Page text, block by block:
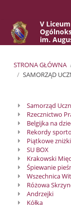
V Liceum
im.
STRONA GŁÓWNA
/ SAMORZĄD
Uczniowski
LO
2025-
2026
Samorząd
Rzecznictwo
Belgijka na
Rekordy
Piątkowe zniżki
SU BOX
Krakowski
Śpiewanie
Wszechnica
Różowa
Andrzejki
Kółka